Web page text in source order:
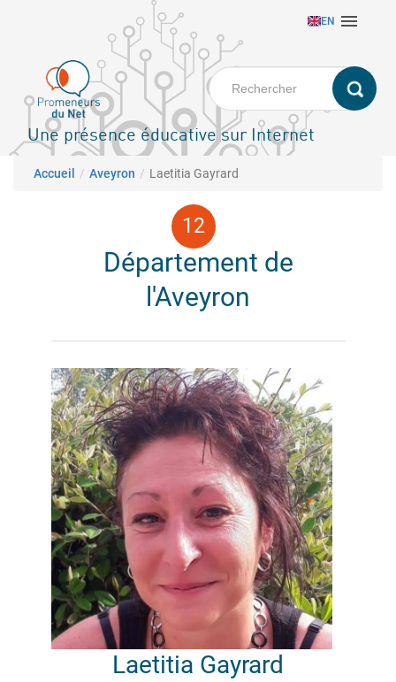
principal
EN 
Une présence éducative sur Internet
Fil d'Ariane
Accueil Aveyron Laetitia Gayrard
Département de
l'Aveyron
Laetitia Gayrard